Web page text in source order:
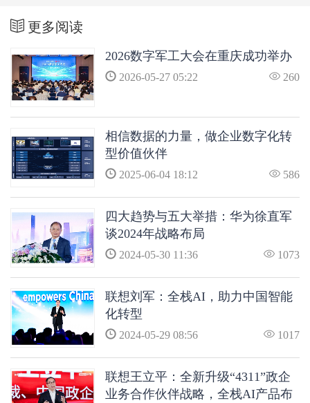
更多阅读
2026数字军工大会在重庆成功举办
2026-05-27 05:22 260
相信数据的力量，做企业数字化转
型价值伙伴
2025-06-04 18:12 586
四大趋势与五大举措：华为徐直军
谈2024年战略布局
2024-05-30 11:36 1073
联想刘军：全栈AI，助力中国智能
化转型
2024-05-29 08:56 1017
联想王立平：全新升级“4311”政企
业务合作伙伴战略，全栈AI产品布